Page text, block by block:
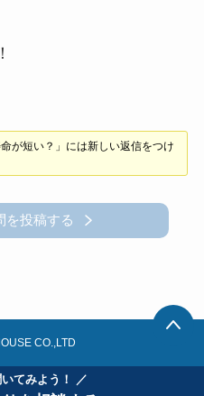
てみよう！ ／
が短い？」には新しい返信をつけ
を投稿する
CO.,LTD